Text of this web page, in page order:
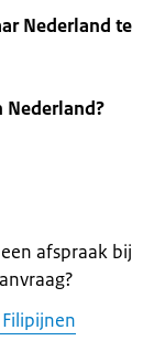
Nederland te
afspraak bij